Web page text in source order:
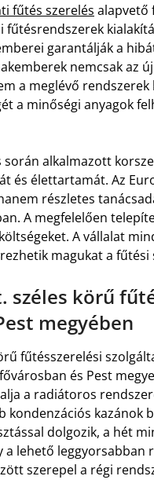
fűtés szerelés alapvető
garantálják a
nemcsak az
a meglévő
a minőségi anyagok
alkalmazott
és élettartamát. Az
részletes
A megfelelően
A vállalat
magukat a fűtési
széles körű
megyében
fűtésszerelési
és Pest
a radiátoros
kazánok
dolgozik, a hét
a lehető
szerepel a régi